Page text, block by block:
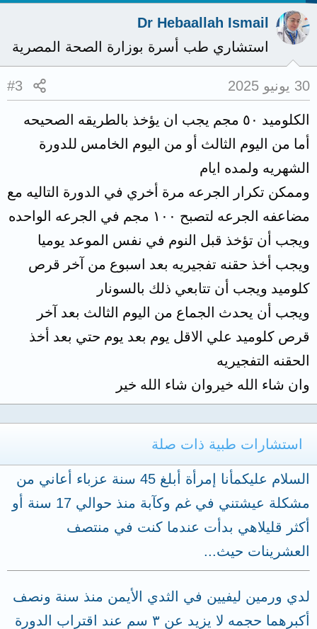
Dr Hebaallah Ismail
استشاري طب أسرة بوزارة الصحة المصرية
30 يونيو 2025 #3
الكلوميد ٥٠ مجم يجب ان يؤخذ بالطريقه الصحيحه
أما من اليوم الثالث أو من اليوم الخامس للدورة
الشهريه ولمده ايام
وممكن تكرار الجرعه مرة أخري في الدورة التاليه مع
مضاعفه الجرعه لتصبح ١٠٠ مجم في الجرعه الواحده
ويجب أن تؤخذ قبل النوم في نفس الموعد يوميا
ويجب أخذ حقنه تفجيريه بعد اسبوع من آخر قرص
كلوميد ويجب أن تتابعي ذلك بالسونار
ويجب أن يحدث الجماع من اليوم الثالث بعد آخر
قرص كلوميد علي الاقل يوم بعد يوم حتي بعد أخذ
الحقنه التفجيريه
وان شاء الله خيروان شاء الله خير
استشارات طبية ذات صلة
السلام عليكمأنا إمرأة أبلغ 45 سنة عزباء أعاني من
مشكلة عيشتني في غم وكآبة منذ حوالي 17 سنة أو
أكثر قليلاهي بدأت عندما كنت في منتصف
العشرينات حيث...
لدي ورمين ليفيين في الثدي الأيمن منذ سنة ونصف
أكبرهما حجمه لا يزيد عن ٣ سم عند اقتراب الدورة